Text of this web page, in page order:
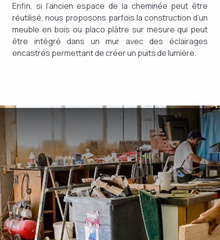
Enfin, si l’ancien espace de la cheminée peut être
réutilisé, nous proposons parfois la construction d’un
meuble en bois ou placo plâtre sur mesure qui peut
être intégré dans un mur avec des éclairages
encastrés permettant de créer un puits de lumière.